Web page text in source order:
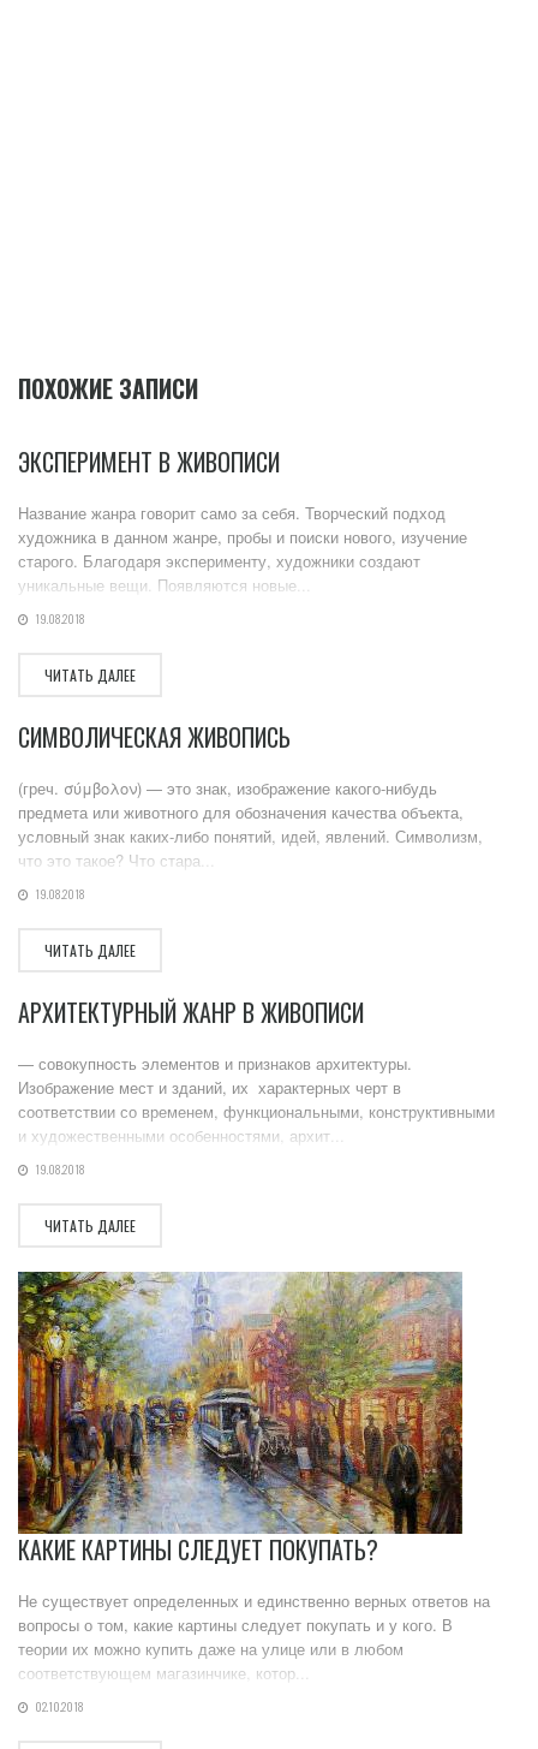
ПОХОЖИЕ ЗАПИСИ
ЭКСПЕРИМЕНТ В ЖИВОПИСИ
Название жанра говорит само за себя. Творческий подход
художника в данном жанре, пробы и поиски нового, изучение
старого. Благодаря эксперименту, художники создают
уникальные вещи. Появляются новые...
19.08.2018
ЧИТАТЬ ДАЛЕЕ
СИМВОЛИЧЕСКАЯ ЖИВОПИСЬ
(греч. σύμβολον) — это знак, изображение какого-нибудь
предмета или животного для обозначения качества объекта,
условный знак каких-либо понятий, идей, явлений. Символизм,
что это такое? Что стара...
19.08.2018
ЧИТАТЬ ДАЛЕЕ
АРХИТЕКТУРНЫЙ ЖАНР В ЖИВОПИСИ
— совокупность элементов и признаков архитектуры.
Изображение мест и зданий, их характерных черт в
соответствии со временем, функциональными, конструктивными
и художественными особенностями, архит...
19.08.2018
ЧИТАТЬ ДАЛЕЕ
КАКИЕ КАРТИНЫ СЛЕДУЕТ ПОКУПАТЬ?
Не существует определенных и единственно верных ответов на
вопросы о том, какие картины следует покупать и у кого. В
теории их можно купить даже на улице или в любом
соответствующем магазинчике, котор...
02.10.2018